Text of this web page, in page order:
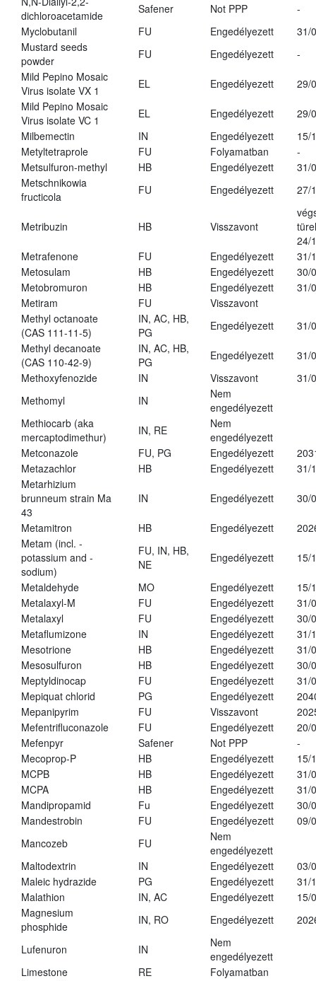
dichloroacetamide
Safener Not PPP
-
Myclobutanil
FU Engedélyezett
31/
Mustard seeds
powder
FU Engedélyezett
-
Mild Pepino Mosaic
Virus isolate VX 1
EL Engedélyezett
29/
Mild Pepino Mosaic
Virus isolate VC 1
EL Engedélyezett
29/
Milbemectin
IN Engedélyezett
15/
Metyltetraprole
FU Folyamatban
-
Metsulfuron-methyl
HB Engedélyezett
31/
Metschnikowia
fructicola
FU Engedélyezett 27/
Metribuzin HB Visszavont
24/
Metrafenone
FU Engedélyezett
31/
Metosulam
HB Engedélyezett
30/
Metobromuron
HB Engedélyezett
31/
Metiram
FU
Visszavont
Methyl octanoate
(CAS 111-11-5)
IN, AC, HB,
PG
Engedélyezett
31/
Methyl decanoate
(CAS 110-42-9)
IN, AC, HB,
PG
Engedélyezett
31/
Methoxyfenozide
IN Visszavont
31/
Methomyl
IN
Nem
engedélyezett
Methiocarb (aka
mercaptodimethur)
IN, RE
Nem
engedélyezett
Metconazole
FU, PG Engedélyezett
Metazachlor
HB Engedélyezett
31/
Metarhizium
brunneum strain Ma
43
IN Engedélyezett 30/
Metamitron HB Engedélyezett
Metam (incl. -
potassium and -
sodium)
FU, IN, HB,
NE
Engedélyezett 15/
Metaldehyde MO Engedélyezett
15/
Metalaxyl-M
FU Engedélyezett
31/
Metalaxyl
FU Engedélyezett
30/
Metaflumizone
IN Engedélyezett
31/
Mesotrione
HB Engedélyezett
31/
Mesosulfuron
HB Engedélyezett
30/
Meptyldinocap
FU Engedélyezett
31/
Mepiquat chlorid
PG Engedélyezett
Mepanipyrim
FU Visszavont
Mefentrifluconazole
FU Engedélyezett
20/
Mefenpyr
Safener Not PPP
-
Mecoprop-P
HB Engedélyezett
15/
MCPB
HB Engedélyezett
31/
MCPA
HB Engedélyezett
31/
Mandipropamid
Fu Engedélyezett
30/
Mandestrobin
FU Engedélyezett
09/
Mancozeb
FU
Nem
engedélyezett
Maltodextrin
IN Engedélyezett
03/
Maleic hydrazide
PG Engedélyezett
31/
Malathion
IN, AC Engedélyezett
15/
Magnesium
phosphide
IN, RO Engedélyezett
Lufenuron IN
Nem
engedélyezett
Limestone
RE
Folyamatban